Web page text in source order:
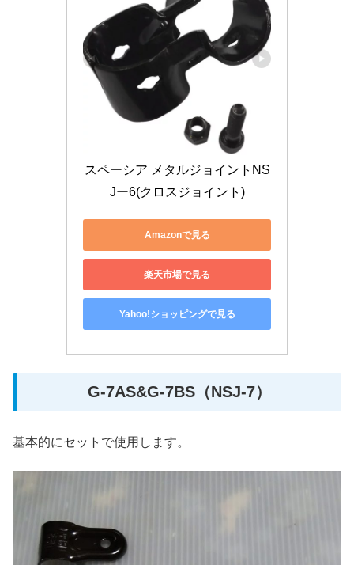
スペーシア メタルジョイントNS
Jー6(クロスジョイント)
Amazonで見る
楽天市場で見る
Yahoo!ショッピングで見る
G-7AS&G-7BS（NSJ-7）
基本的にセットで使用します。